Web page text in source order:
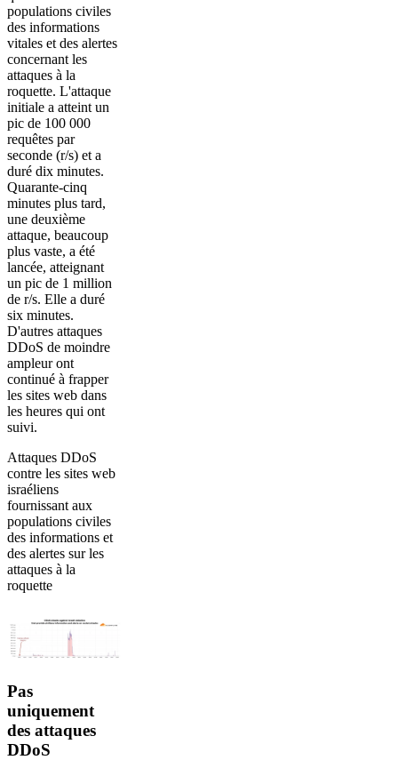
populations civiles
des informations
vitales et des alertes
concernant les
attaques à la
roquette. L'attaque
initiale a atteint un
pic de 100 000
requêtes par
seconde (r/s) et a
duré dix minutes.
Quarante-cinq
minutes plus tard,
une deuxième
attaque, beaucoup
plus vaste, a été
lancée, atteignant
un pic de 1 million
de r/s. Elle a duré
six minutes.
D'autres attaques
DDoS de moindre
ampleur ont
continué à frapper
les sites web dans
les heures qui ont
suivi.
Attaques DDoS
contre les sites web
israéliens
fournissant aux
populations civiles
des informations et
des alertes sur les
attaques à la
roquette
Pas
uniquement
des attaques
DDoS